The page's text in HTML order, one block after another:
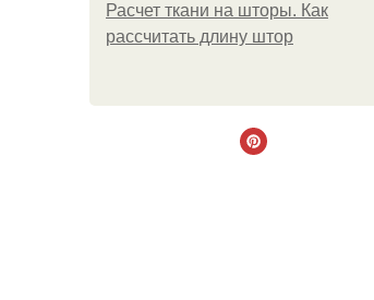
Расчет ткани на шторы. Как
рассчитать длину штор